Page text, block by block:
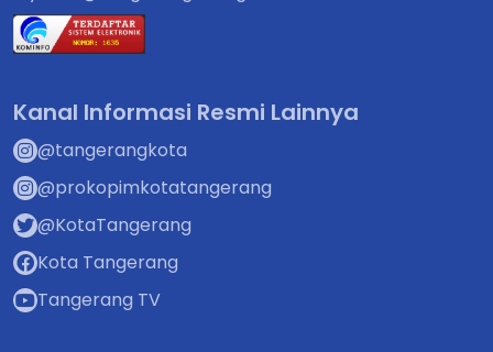
Kanal Informasi Resmi Lainnya
@tangerangkota
@prokopimkotatangerang
@KotaTangerang
Kota Tangerang
Tangerang TV